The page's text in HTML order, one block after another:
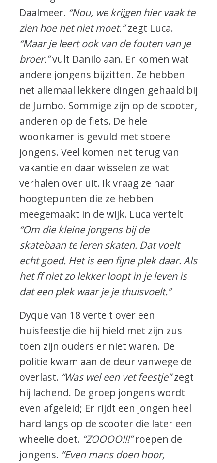
Daalmeer. “Nou, we krijgen hier vaak te
zien hoe het niet moet.”zegt Luca.
“Maar je leert ook van de fouten van je
broer.”vult Danilo aan. Er komen wat
andere jongens bijzitten. Ze hebben
net allemaal lekkere dingen gehaald bij
de Jumbo. Sommige zijn op de scooter,
anderen op de fiets. De hele
woonkamer is gevuld met stoere
jongens. Veel komen net terug van
vakantie en daar wisselen ze wat
verhalen over uit. Ik vraag ze naar
hoogtepunten die ze hebben
meegemaakt in de wijk. Luca vertelt
“Om die kleine jongens bij de
skatebaan te leren skaten. Dat voelt
echt goed. Het is een fijne plek daar. Als
het ff niet zo lekker loopt in je leven is
dat een plek waar je je thuisvoelt.”
Dyque van 18 vertelt over een
huisfeestje die hij hield met zijn zus
toen zijn ouders er niet waren. De
politie kwam aan de deur vanwege de
overlast. “Was wel een vet feestje”zegt
hij lachend. De groep jongens wordt
even afgeleid; Er rijdt een jongen heel
hard langs op de scooter die later een
wheelie doet. “ZOOOO!!!”roepen de
jongens. “Even mans doen hoor,